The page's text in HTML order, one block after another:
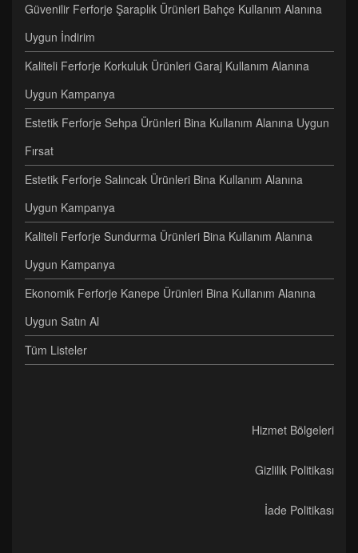
Güvenilir Ferforje Şaraplık Ürünleri Bahçe Kullanım Alanına
Uygun İndirim
Kaliteli Ferforje Korkuluk Ürünleri Garaj Kullanım Alanına
Uygun Kampanya
Estetik Ferforje Sehpa Ürünleri Bina Kullanım Alanına Uygun
Fırsat
Estetik Ferforje Salıncak Ürünleri Bina Kullanım Alanına
Uygun Kampanya
Kaliteli Ferforje Sundurma Ürünleri Bina Kullanım Alanına
Uygun Kampanya
Ekonomik Ferforje Kanepe Ürünleri Bina Kullanım Alanına
Uygun Satın Al
Tüm Listeler
Hizmet Bölgeleri
Gizlilik Politikası
İade Politikası